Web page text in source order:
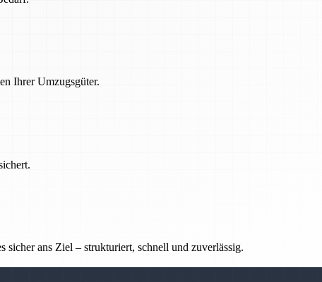
Ihrer Umzugsgüter.
ans Ziel – strukturiert, schnell und zuverlässig.